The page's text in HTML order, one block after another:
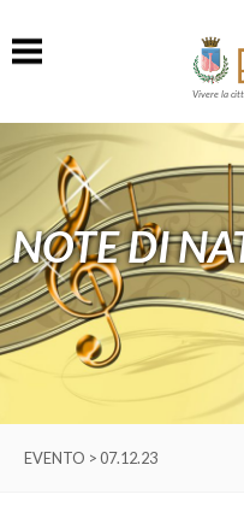
Vivere la
NOTE DI
EVENTO > 07.12.23